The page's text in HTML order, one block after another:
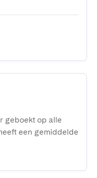
geboekt op alle
een gemiddelde